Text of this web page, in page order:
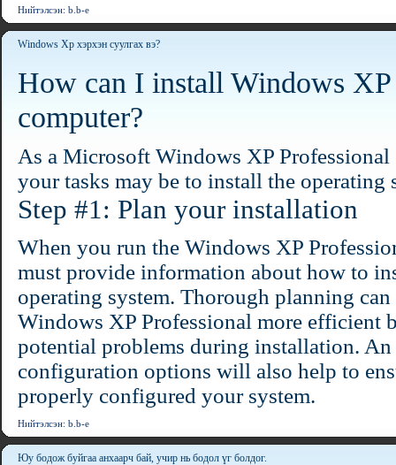
Нийтэлсэн: b.b-e
Windows Xp хэрхэн суулгах вэ?
How can I install Windows
computer?
As a Microsoft Windows XP
your tasks may be to install the operating
Step #1: Plan your installation
When you run the Windows XP
must provide information about how to
operating system. Thorough planning
Windows XP Professional more efficient
potential problems during installation.
configuration options will also help to
properly configured your system.
Нийтэлсэн: b.b-e
Юу бодож буйгаа анхаарч бай, учир нь бодол үг болдог.